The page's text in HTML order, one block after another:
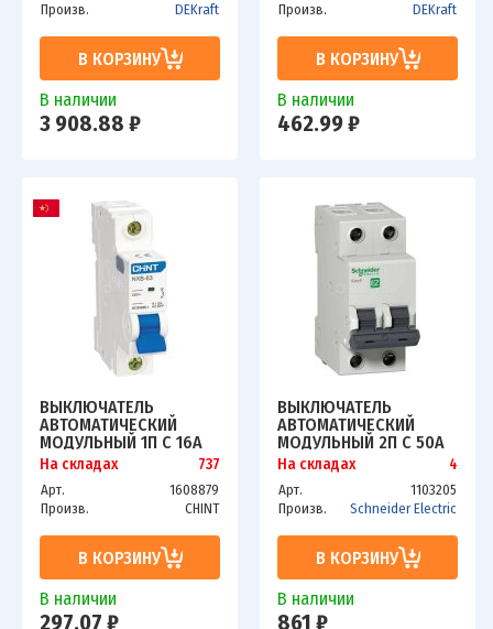
Произв.
DEKraft
В КОРЗИНУ
В наличии
3 908.88 ₽
Произв.
DEKraft
В КОРЗИНУ
В наличии
462.99 ₽
ВЫКЛЮЧАТЕЛЬ
АВТОМАТИЧЕСКИЙ
МОДУЛЬНЫЙ 1П C 16А
6КА NXB-63 (R) CHINT
На складах 737
Арт.
1608879
Произв.
CHINT
В КОРЗИНУ
В наличии
297.07 ₽
ВЫКЛЮЧАТЕЛЬ
АВТОМАТИЧЕСКИЙ
МОДУЛЬНЫЙ 2П C 50А
4.5КА EASY9 =S= SCHE
EZ9F34250
На складах 4
Арт.
1103205
Произв.
Schneider Electric
В КОРЗИНУ
В наличии
861 ₽